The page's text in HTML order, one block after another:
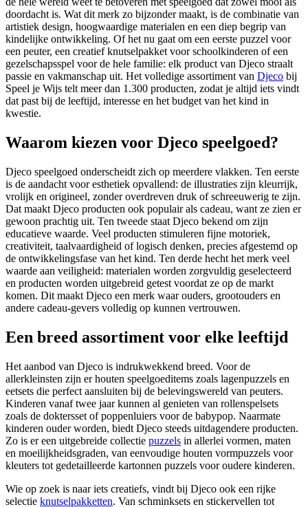
doordacht is. Wat dit merk zo bijzonder maakt, is de combinatie van
artistiek design, hoogwaardige materialen en een diep begrip van
kindelijke ontwikkeling. Of het nu gaat om een eerste puzzel voor
een peuter, een creatief knutselpakket voor schoolkinderen of een
gezelschapsspel voor de hele familie: elk product van Djeco straalt
passie en vakmanschap uit. Het volledige assortiment van Djeco bij
Speel je Wijs telt meer dan 1.300 producten, zodat je altijd iets vindt
dat past bij de leeftijd, interesse en het budget van het kind in
kwestie.
Waarom kiezen voor Djeco speelgoed?
Djeco speelgoed onderscheidt zich op meerdere vlakken. Ten eerste
is de aandacht voor esthetiek opvallend: de illustraties zijn kleurrijk,
vrolijk en origineel, zonder overdreven druk of schreeuwerig te zijn.
Dat maakt Djeco producten ook populair als cadeau, want ze zien er
gewoon prachtig uit. Ten tweede staat Djeco bekend om zijn
educatieve waarde. Veel producten stimuleren fijne motoriek,
creativiteit, taalvaardigheid of logisch denken, precies afgestemd op
de ontwikkelingsfase van het kind. Ten derde hecht het merk veel
waarde aan veiligheid: materialen worden zorgvuldig geselecteerd
en producten worden uitgebreid getest voordat ze op de markt
komen. Dit maakt Djeco een merk waar ouders, grootouders en
andere cadeau-gevers volledig op kunnen vertrouwen.
Een breed assortiment voor elke leeftijd
Het aanbod van Djeco is indrukwekkend breed. Voor de
allerkleinsten zijn er houten speelgoeditems zoals lagenpuzzels en
eetsets die perfect aansluiten bij de belevingswereld van peuters.
Kinderen vanaf twee jaar kunnen al genieten van rollenspelsets
zoals de doktersset of poppenluiers voor de babypop. Naarmate
kinderen ouder worden, biedt Djeco steeds uitdagendere producten.
Zo is er een uitgebreide collectie puzzels in allerlei vormen, maten
en moeilijkheidsgraden, van eenvoudige houten vormpuzzels voor
kleuters tot gedetailleerde kartonnen puzzels voor oudere kinderen.
Wie op zoek is naar iets creatiefs, vindt bij Djeco ook een rijke
selectie knutselpakketten. Van schminksets en stickervellen tot